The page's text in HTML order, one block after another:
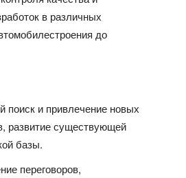
в различных
до
поиск и привлечение новых
развитие существующей
базы.
переговоров,